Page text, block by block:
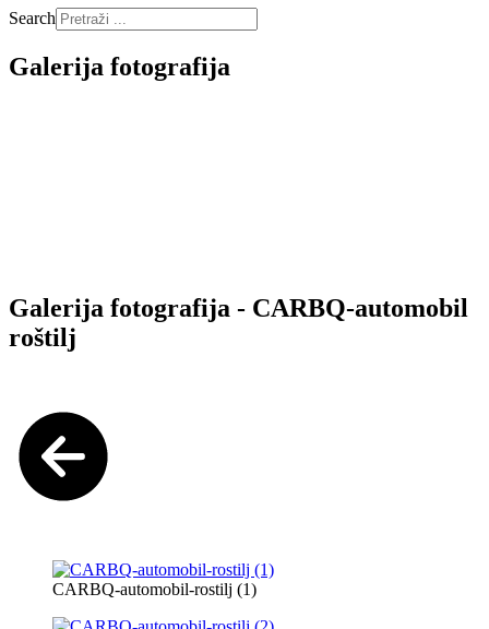
Search
Galerija fotografija
Galerija fotografija - CARBQ-automobil
roštilj
CARBQ-automobil-rostilj (1)